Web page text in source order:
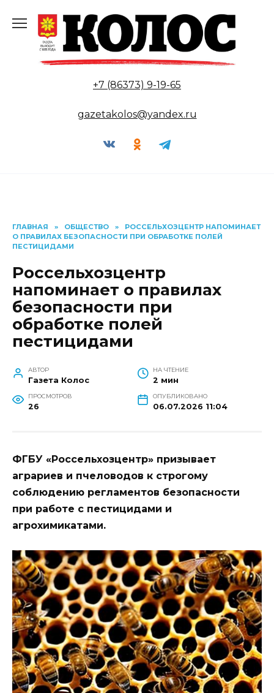
содержанию
+7 (86373) 9-19-65
gazetakolos@yandex.ru
ГЛАВНАЯ » ОБЩЕСТВО »
РОССЕЛЬХОЗЦЕНТР НАПОМИНАЕТ
О ПРАВИЛАХ БЕЗОПАСНОСТИ ПРИ ОБРАБОТКЕ ПОЛЕЙ
ПЕСТИЦИДАМИ
Россельхозцентр
напоминает о правилах
безопасности при
обработке полей
пестицидами
АВТОР
Газета Колос
НА ЧТЕНИЕ
2 мин
ПРОСМОТРОВ
26
ОПУБЛИКОВАНО
06.07.2026 11:04
ФГБУ «Россельхозцентр» призывает
аграриев и пчеловодов к строгому
соблюдению регламентов безопасности
при работе с пестицидами и
агрохимикатами.